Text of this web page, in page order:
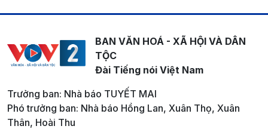
BAN VĂN HOÁ - XÃ HỘI VÀ DÂN
TỘC
Đài Tiếng nói Việt Nam
Trưởng ban: Nhà báo TUYẾT MAI
Phó trưởng ban: Nhà báo Hồng Lan, Xuân Thọ, Xuân
Thân, Hoài Thu